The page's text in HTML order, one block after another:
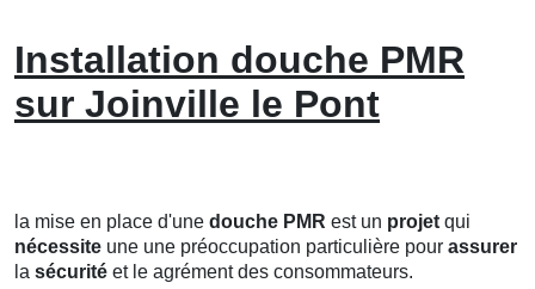
Installation douche PMR
sur Joinville le Pont
la mise en place d'une douche PMR est un projet qui
nécessite une une préoccupation particulière pour assurer
la sécurité et le agrément des consommateurs.